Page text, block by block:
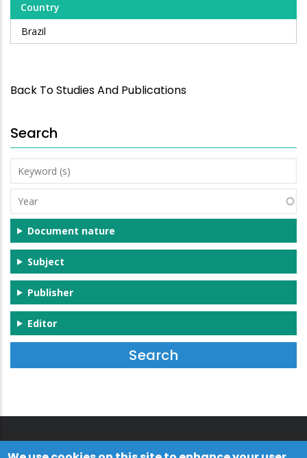
Country
Brazil
Back To Studies And Publications
Search
Keyword
(s)
Year
Document nature
Subject
Publisher
Editor